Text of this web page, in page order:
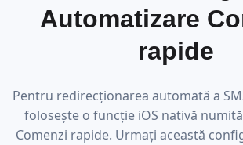
Automatizare
rapide
Pentru redirecționarea automată a
folosește o funcție iOS nativă
Comenzi rapide. Urmați această